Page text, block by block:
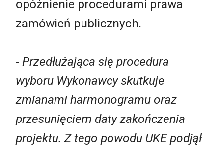
opóźnienie procedurami prawa
zamówień publicznych.
- Przedłużająca się procedura
wyboru Wykonawcy skutkuje
zmianami harmonogramu oraz
przesunięciem daty zakończenia
projektu. Z tego powodu UKE podjął